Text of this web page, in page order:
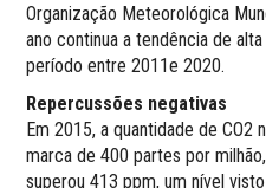
Organização Meteorológica
ano continua a tendência de
período entre 2011e 2020.
Repercussões negativas
Em 2015, a quantidade de CO2
marca de 400 partes por
superou 413 ppm, um nível